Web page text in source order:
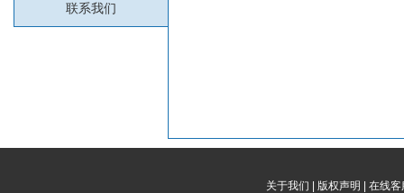
联系我们
关于我们 版权声明
在线客